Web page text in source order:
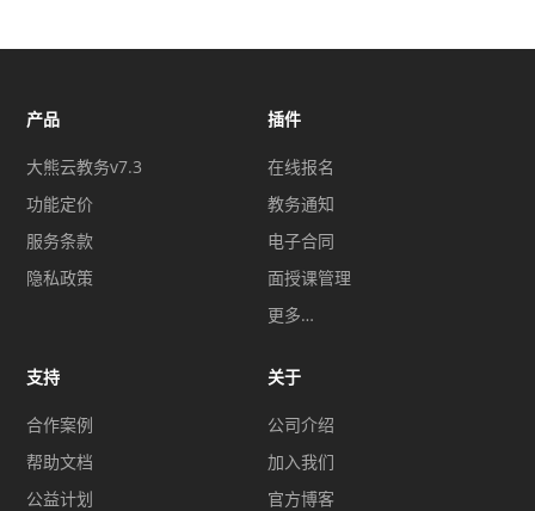
产品
大熊云教务v7.3
功能定价
服务条款
隐私政策
插件
在线报名
教务通知
电子合同
面授课管理
更多…
支持
合作案例
帮助文档
公益计划
关于
公司介绍
加入我们
官方博客